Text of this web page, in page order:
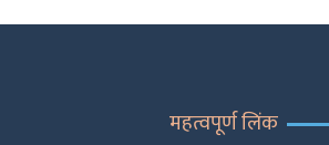
महत्वपूर्ण लिंक